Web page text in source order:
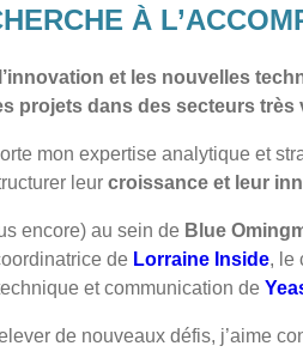
À
et les nouvelles
projets dans des secteurs très
mon expertise analytique et
leur croissance et leur
encore) au sein de Blue
de Lorraine Inside, le
et communication de
de nouveaux défis, j’aime